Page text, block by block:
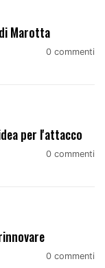
Marotta
0 commenti
per l'attacco
0 commenti
0 commenti